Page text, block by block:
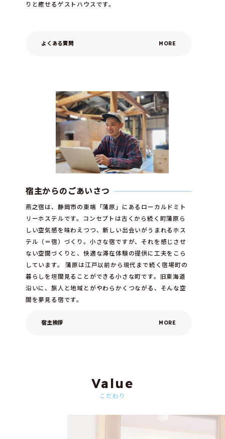
りと癒せるゲストハウスです。
よくある質問
宿主からのごあいさつ
燕之宿は、静岡市の東端「蒲原」にあるローカルドミト
リーホステルです。コンセプトは古くから続く町蒲原ら
しい空気感を味わえつつ、新しい出会いがうまれるホス
テル（＝宿）づくり。小さな宿ですが、それを感じさせ
ない空間づくりと、快適な滞在体験の提供に工夫をこら
しています。 蒲原は江戸以前から現代まで続く宿場町の
暮らしを垣間見ることができる小さな町です。旧東海道
沿いに、旅人と地域とがやわらかくつながる、そんな空
間を夢見る宿です。
宿主挨拶
Value
こだわり